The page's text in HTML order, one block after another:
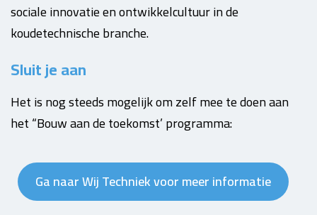
sociale innovatie en ontwikkelcultuur in de
koudetechnische branche.
Sluit je aan
Het is nog steeds mogelijk om zelf mee te doen aan
het “Bouw aan de toekomst’ programma:
Ga naar Wij Techniek voor meer informatie